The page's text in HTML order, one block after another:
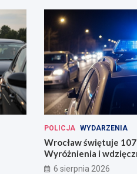
POLICJA WYDARZENIA
Wrocław świętuje
Wyróżnienia i
codzienności
6 sierpnia 2026